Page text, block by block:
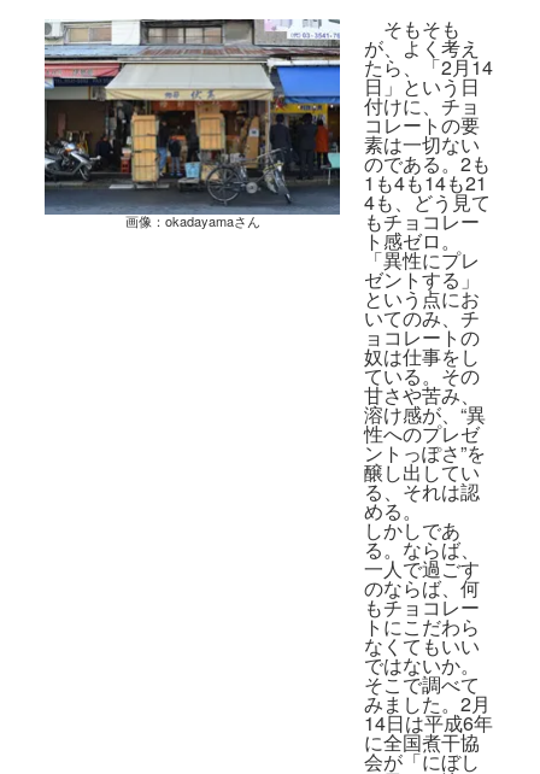
画像：okadayamaさん
そもそも
が、よく考え
たら、「2月14
日」という日
付けに、チョ
コレートの要
素は一切ない
のである。2も
1も4も14も21
4も、どう見て
もチョコレー
ト感ゼロ。
「異性にプレ
ゼントする」
という点にお
いてのみ、チ
ョコレートの
奴は仕事をし
ている。その
甘さや苦み、
溶け感が、“異
性へのプレゼ
ントっぽさ”を
醸し出してい
る、それは認
める。
しかしであ
る。ならば、
一人で過ごす
のならば、何
もチョコレー
トにこだわら
なくてもいい
ではないか。
そこで調べて
みました。2月
14日は平成6年
に全国煮干協
会が「にぼし